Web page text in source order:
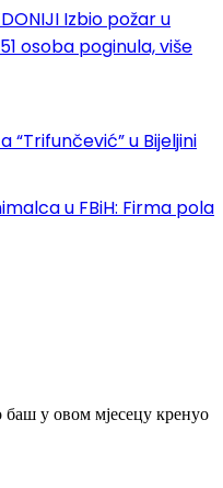
Izbio požar u
osoba poginula, više
u Bijeljini
u FBiH: Firma pola
у овом мјесецу кренуо